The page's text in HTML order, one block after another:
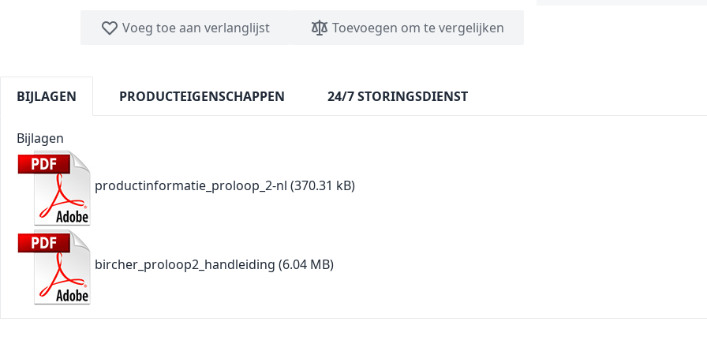
Voeg toe aan verlanglijst Toevoegen om te vergelijken
BIJLAGEN PRODUCTEIGENSCHAPPEN 24/7 STORINGSDIENST
Bijlagen
productinformatie_proloop_2-nl (370.31 kB)
bircher_proloop2_handleiding (6.04 MB)